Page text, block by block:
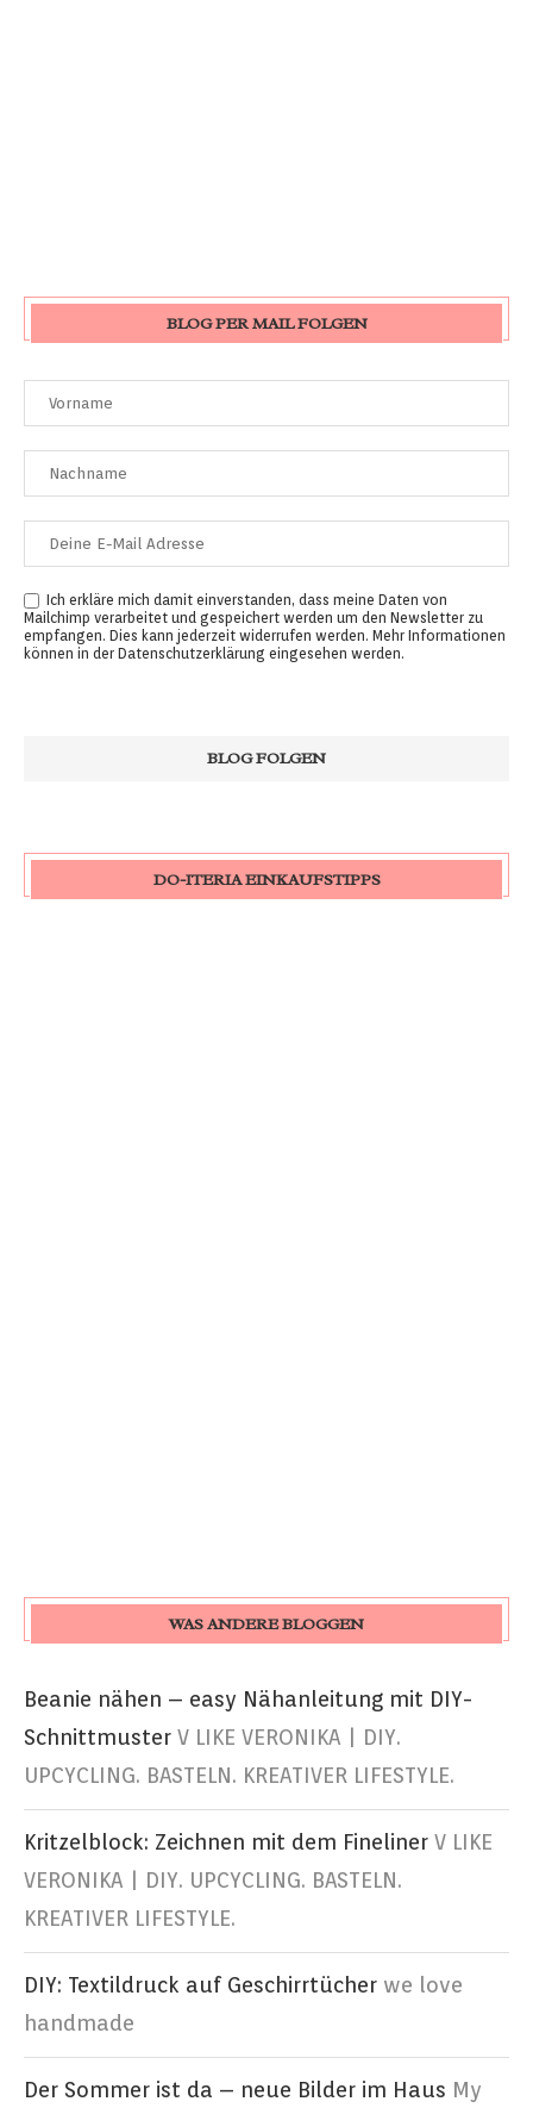
BLOG PER MAIL FOLGEN
Ich erkläre mich damit einverstanden, dass meine Daten von
Mailchimp verarbeitet und gespeichert werden um den Newsletter zu
empfangen. Dies kann jederzeit widerrufen werden. Mehr Informationen
können in der Datenschutzerklärung eingesehen werden.
DO-ITERIA EINKAUFSTIPPS
WAS ANDERE BLOGGEN
Beanie nähen – easy Nähanleitung mit DIY-
Schnittmuster V LIKE VERONIKA | DIY.
UPCYCLING. BASTELN. KREATIVER LIFESTYLE.
Kritzelblock: Zeichnen mit dem Fineliner V LIKE
VERONIKA | DIY. UPCYCLING. BASTELN.
KREATIVER LIFESTYLE.
DIY: Textildruck auf Geschirrtücher we love
handmade
Der Sommer ist da – neue Bilder im Haus My